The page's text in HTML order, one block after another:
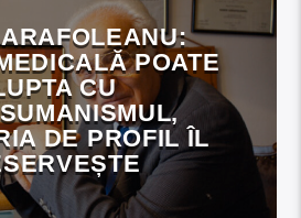
POATE
CU
DE PROFIL ÎL